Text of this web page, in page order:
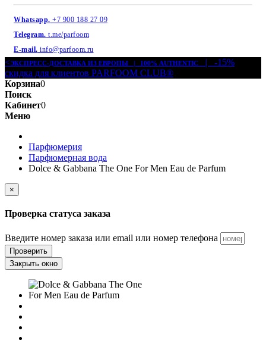
Whatsapp. +7 900 188 27 09
Telegram. t.me/parfoom
E-mail. info@parfoom.ru
<ЭКСПРЕСС-ДОСТАВКА ИЗ ЕВРОПЫ | 100% AUTHENTIC
| -15%
скидка для клиентов PARFOOM CLUB®
Корзина0
Поиск
Кабинет0
Меню
Парфюмерия
Парфюмерная вода
Dolce & Gabbana The One For Men Eau de Parfum
×
Проверка статуса заказа
Введите номер заказа или email или номер телефона
Проверить
Закрыть окно